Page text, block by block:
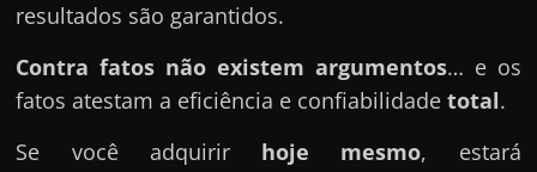
resultados são garantidos.
Contra fatos não existem argumentos… e os
fatos atestam a eficiência e confiabilidadetotal.
Se você adquirir hoje mesmo, estará